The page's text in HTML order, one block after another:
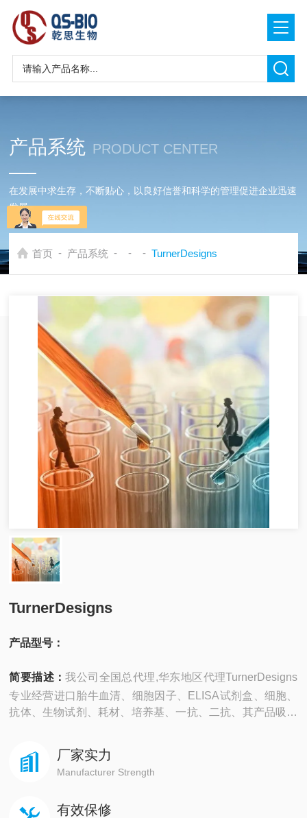
产品系统 PRODUCT CENTER
在发展中求生存，不断贴心，以良好信誉和科学的管理促进企业迅速
发展
首页 - 产品系统 - - - TurnerDesigns
TurnerDesigns
产品型号：
简要描述：我公司全国总代理,华东地区代理TurnerDesigns
专业经营进口胎牛血清、细胞因子、ELISA试剂盒、细胞、
抗体、生物试剂、耗材、培养基、一抗、二抗、其产品吸附
厂家实力
Manufacturer Strength
有效保修